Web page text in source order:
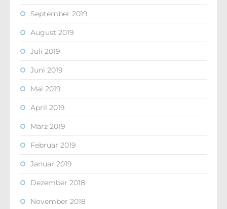
September 2019
August 2019
Juli 2019
Juni 2019
Mai 2019
April 2019
März 2019
Februar 2019
Januar 2019
Dezember 2018
November 2018